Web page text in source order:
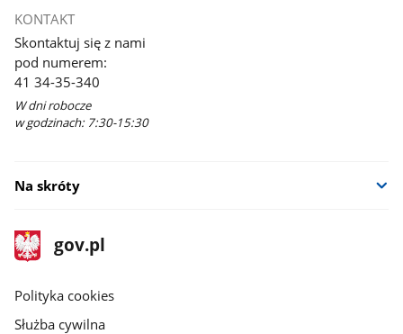
KONTAKT
Skontaktuj się z nami
pod numerem:
41 34-35-340
W dni robocze
w godzinach: 7:30-15:30
Na skróty
stopka
gov.pl
Strona
gov.pl
gov.pl
Polityka cookies
Służba cywilna